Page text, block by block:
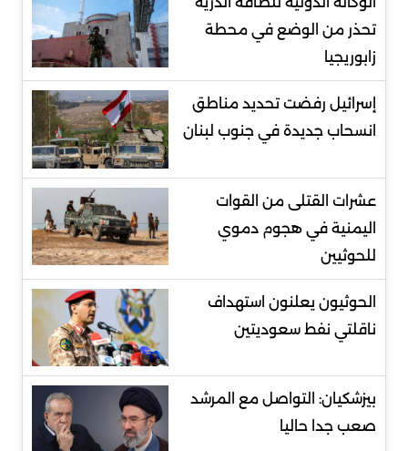
تحذر من الوضع في محطة
زابوريجيا
إسرائيل رفضت تحديد مناطق
انسحاب جديدة في جنوب لبنان
عشرات القتلى من القوات
اليمنية في هجوم دموي
للحوثيين
الحوثيون يعلنون استهداف
ناقلتي نفط سعوديتين
بيزشكيان: التواصل مع المرشد
صعب جدا حاليا